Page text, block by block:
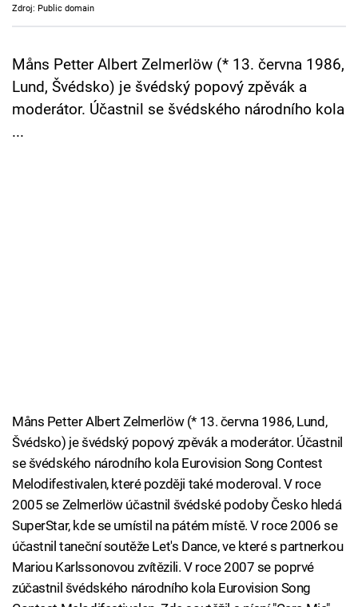
Cool Esport
Pořady
TV Program
Zdroj: Public domain
Måns Petter Albert Zelmerlöw (* 13. června 1986,
Lund, Švédsko) je švédský popový zpěvák a
moderátor. Účastnil se švédského národního kola
...
Måns Petter Albert Zelmerlöw (* 13. června 1986, Lund,
Švédsko) je švédský popový zpěvák a moderátor. Účastnil
se švédského národního kola Eurovision Song Contest
Melodifestivalen, které později také moderoval. V roce
2005 se Zelmerlöw účastnil švédské podoby Česko hledá
SuperStar, kde se umístil na pátém místě. V roce 2006 se
účastnil taneční soutěže Let's Dance, ve které s partnerkou
Mariou Karlssonovou zvítězili. V roce 2007 se poprvé
zúčastnil švédského národního kola Eurovision Song